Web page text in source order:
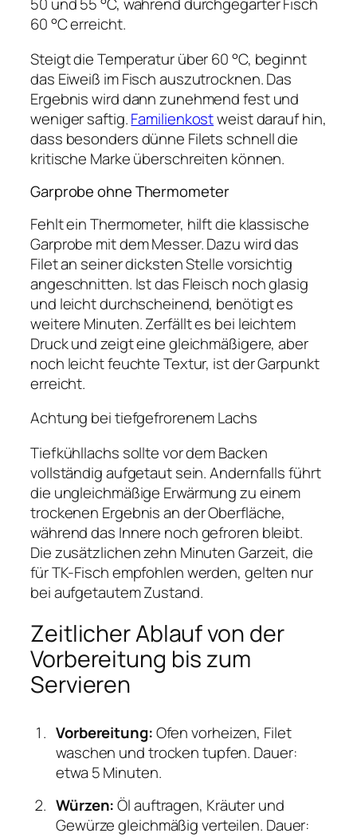
50 und 55 °C, während durchgegarter Fisch
60 °C erreicht.
Steigt die Temperatur über 60 °C, beginnt
das Eiweiß im Fisch auszutrocknen. Das
Ergebnis wird dann zunehmend fest und
weniger saftig.Familienkostweist darauf hin,
dass besonders dünne Filets schnell die
kritische Marke überschreiten können.
Garprobe ohne Thermometer
Fehlt ein Thermometer, hilft die klassische
Garprobe mit dem Messer. Dazu wird das
Filet an seiner dicksten Stelle vorsichtig
angeschnitten. Ist das Fleisch noch glasig
und leicht durchscheinend, benötigt es
weitere Minuten. Zerfällt es bei leichtem
Druck und zeigt eine gleichmäßigere, aber
noch leicht feuchte Textur, ist der Garpunkt
erreicht.
Achtung bei tiefgefrorenem Lachs
Tiefkühllachs sollte vor dem Backen
vollständig aufgetaut sein. Andernfalls führt
die ungleichmäßige Erwärmung zu einem
trockenen Ergebnis an der Oberfläche,
während das Innere noch gefroren bleibt.
Die zusätzlichen zehn Minuten Garzeit, die
für TK-Fisch empfohlen werden, gelten nur
bei aufgetautem Zustand.
Zeitlicher Ablauf von der
Vorbereitung bis zum
Servieren
Vorbereitung:Ofen vorheizen, Filet
waschen und trocken tupfen. Dauer:
etwa 5 Minuten.
Würzen:Öl auftragen, Kräuter und
Gewürze gleichmäßig verteilen. Dauer: